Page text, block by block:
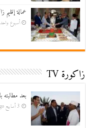
عمالة إقليم
أسبوع واحد ago
زاكورة TV
بعد
3 أسابيع ago